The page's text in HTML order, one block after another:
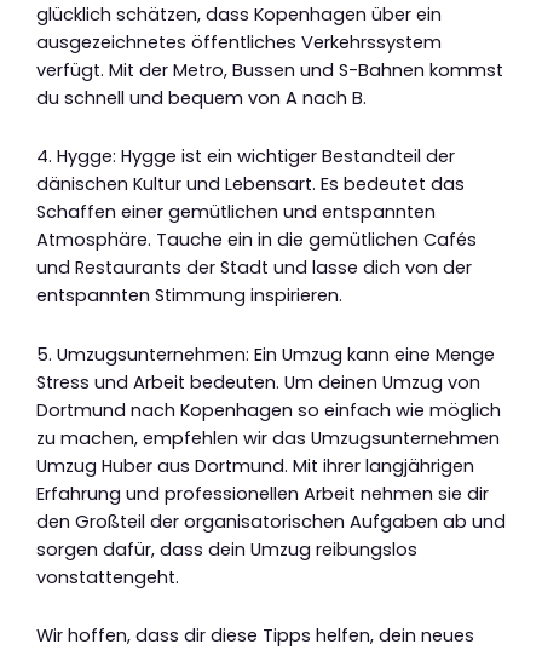
glücklich schätzen, dass Kopenhagen über ein
ausgezeichnetes öffentliches Verkehrssystem
verfügt. Mit der Metro, Bussen und S-Bahnen kommst
du schnell und bequem von A nach B.
4. Hygge: Hygge ist ein wichtiger Bestandteil der
dänischen Kultur und Lebensart. Es bedeutet das
Schaffen einer gemütlichen und entspannten
Atmosphäre. Tauche ein in die gemütlichen Cafés
und Restaurants der Stadt und lasse dich von der
entspannten Stimmung inspirieren.
5. Umzugsunternehmen: Ein Umzug kann eine Menge
Stress und Arbeit bedeuten. Um deinen Umzug von
Dortmund nach Kopenhagen so einfach wie möglich
zu machen, empfehlen wir das Umzugsunternehmen
Umzug Huber aus Dortmund. Mit ihrer langjährigen
Erfahrung und professionellen Arbeit nehmen sie dir
den Großteil der organisatorischen Aufgaben ab und
sorgen dafür, dass dein Umzug reibungslos
vonstattengeht.
Wir hoffen, dass dir diese Tipps helfen, dein neues